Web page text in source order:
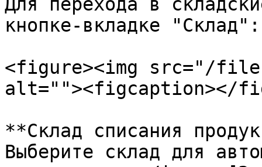
кнопке-вкладке "Склад":
<figure><img src="/files/
alt=""><figcaption></
**Склад списания
Выберите склад для